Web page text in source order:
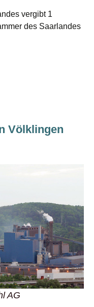
vergibt 1
des Saarlandes
Völklingen
AG